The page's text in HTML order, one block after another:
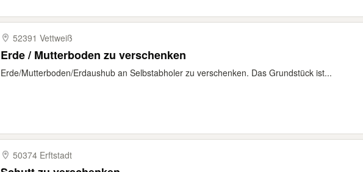
52391 Vettweiß
Erde / Mutterboden zu verschenken
Erde/Mutterboden/Erdaushub an Selbstabholer zu verschenken. Das Grundstück ist...
50374 Erftstadt